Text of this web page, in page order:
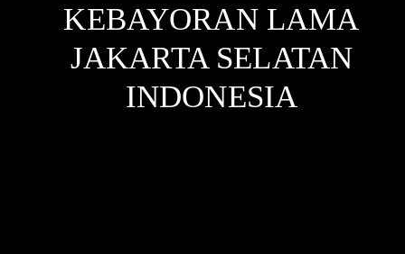
KEBAYORAN LAMA
JAKARTA SELATAN
INDONESIA